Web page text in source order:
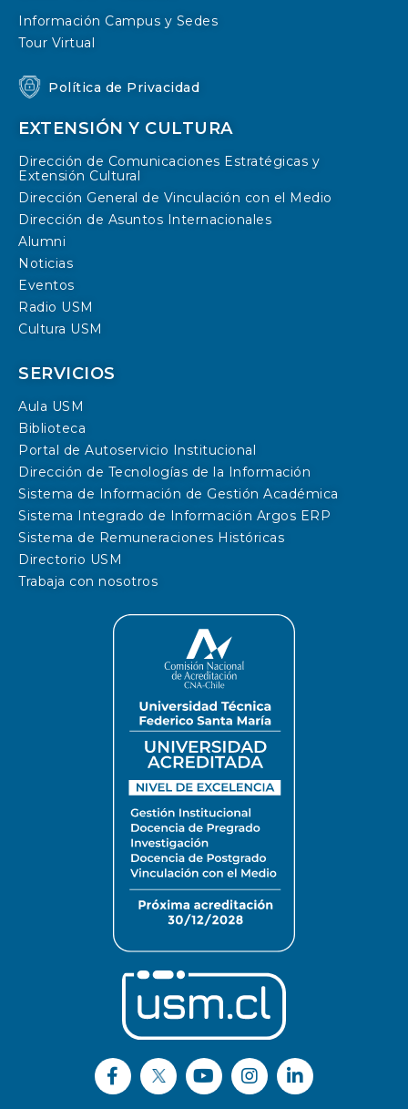
Información Campus y Sedes
Tour Virtual
Política de Privacidad
EXTENSIÓN Y CULTURA
Dirección de Comunicaciones Estratégicas y
Extensión Cultural
Dirección General de Vinculación con el Medio
Dirección de Asuntos Internacionales
Alumni
Noticias
Eventos
Radio USM
Cultura USM
SERVICIOS
Aula USM
Biblioteca
Portal de Autoservicio Institucional
Dirección de Tecnologías de la Información
Sistema de Información de Gestión Académica
Sistema Integrado de Información Argos ERP
Sistema de Remuneraciones Históricas
Directorio USM
Trabaja con nosotros